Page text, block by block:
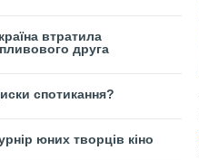
втратила
друга
спотикання?
юних творців кіно